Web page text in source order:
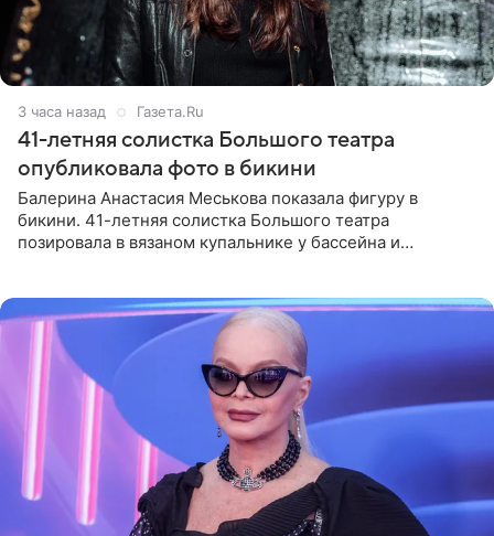
3 часа назад Газета.Ru
41-летняя солистка Большого театра
опубликовала фото в бикини
Балерина Анастасия Меськова показала фигуру в
бикини. 41-летняя солистка Большого театра
позировала в вязаном купальнике у бассейна и